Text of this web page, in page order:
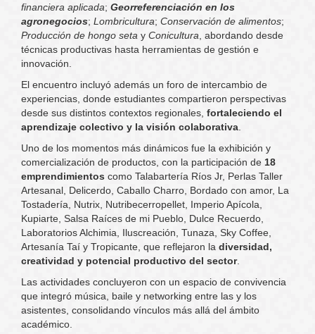
financiera aplicada; Georreferenciación en los
agronegocios; Lombricultura; Conservación de alimentos;
Producción de hongo seta y Conicultura , abordando desde
técnicas productivas hasta herramientas de gestión e
innovación.
El encuentro incluyó además un foro de intercambio de
experiencias, donde estudiantes compartieron perspectivas
desde sus distintos contextos regionales, fortaleciendo el
aprendizaje colectivo y la visión colaborativa
Uno de los momentos más dinámicos fue la exhibición y
comercialización de productos, con la participación de 18
emprendimientos como Talabartería Ríos Jr, Perlas Taller
Artesanal, Delicerdo, Caballo Charro, Bordado con amor, La
Tostadería, Nutrix, Nutribecerropellet, Imperio Apícola,
Kupiarte, Salsa Raíces de mi Pueblo, Dulce Recuerdo,
Laboratorios Alchimia, Iluscreación, Tunaza, Sky Coffee,
Artesanía Taí y Tropicante, que reflejaron la diversidad,
creatividad y potencial productivo del sector.
Las actividades concluyeron con un espacio de convivencia
que integró música, baile y networking entre las y los
asistentes, consolidando vínculos más allá del ámbito
académico.